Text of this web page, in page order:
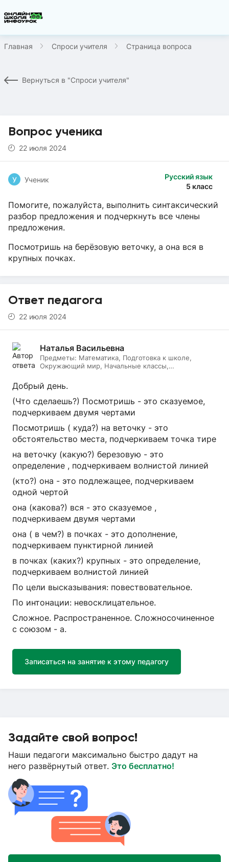
Главная Спроси учителя Страница вопроса
Вернуться в "Спроси учителя"
Вопрос ученика
22 июля 2024
Русский язык
5 класс
У Ученик
Помогите, пожалуйста, выполнить синтаксический
разбор предложения и подчеркнуть все члены
предложения.
Посмотришь на берёзовую веточку, а она вся в
крупных почках.
Ответ педагога
22 июля 2024
Наталья Васильевна
Предметы: Математика, Подготовка к школе,
Окружающий мир, Начальные классы,
Добрый день.
(Что сделаешь?) Посмотришь - это сказуемое,
подчеркиваем двумя чертами
Посмотришь ( куда?) на веточку - это
обстоятельство места, подчеркиваем точка тире
на веточку (какую?) березовую - это
определение , подчеркиваем волнистой линией
(кто?) она - это подлежащее, подчеркиваем
одной чертой
она (какова?) вся - это сказуемое ,
подчеркиваем двумя чертами
она ( в чем?) в почках - это дополнение,
подчеркиваем пунктирной линией
в почках (каких?) крупных - это определение,
подчеркиваем волнистой линией
По цели высказывания: повествовательное.
По интонации: невосклицательное.
Сложное. Распространенное. Сложносочиненное
с союзом - а.
Записаться на занятие к этому педагогу
Задайте свой вопрос!
Наши педагоги максимально быстро дадут на
него развёрнутый ответ. Это бесплатно!